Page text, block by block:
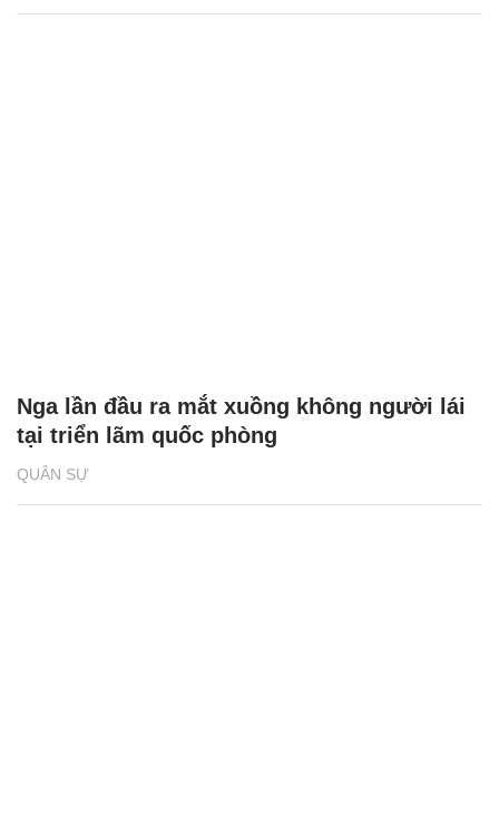
QUÂN SỰ
Nga lần đầu ra mắt xuồng không người lái
tại triển lãm quốc phòng